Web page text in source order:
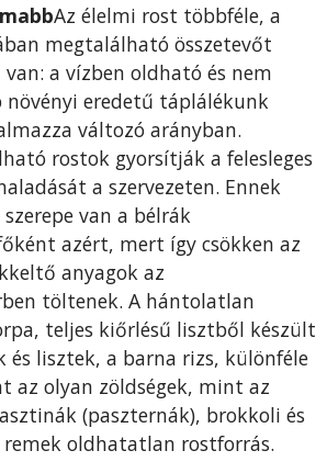
Az élelmi rost többféle, a
megtalálható összetevőt
a vízben oldható és nem
eredetű táplálékunk
változó arányban.
rostok gyorsítják a felesleges
a szervezeten. Ennek
van a bélrák
azért, mert így csökken az
anyagok az
töltenek. A hántolatlan
teljes kiőrlésű lisztből készült
és lisztek, a barna rizs, különféle
az olyan zöldségek, mint az
(paszternák), brokkoli és
remek oldhatatlan rostforrás.